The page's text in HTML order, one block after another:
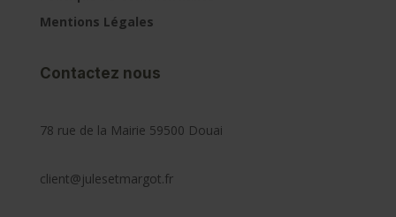
Mentions Légales
Contactez nous
78 rue de la Mairie 59500 Douai
client@julesetmargot.fr